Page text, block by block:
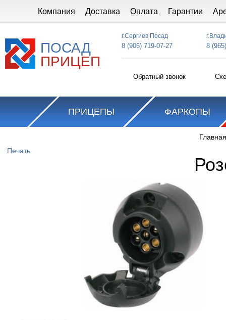
Компания Доставка Оплата Гарантии
ПОСАД
ПРИЦЕП
г.Сергиев Посад
8 (906) 719-07-27 8
Обратный звонок
ПРИЦЕПЫ ФАРКОПЫ
Главная
Печать